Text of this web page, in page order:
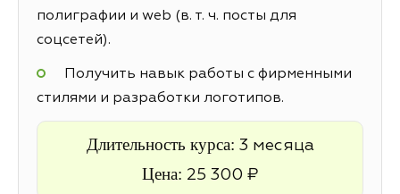
полиграфии и web (в. т. ч. посты для
соцсетей).
Получить навык работы с фирменными
стилями и разработки логотипов.
Длительность курса: 3 месяца
Цена: 25 300 ₽